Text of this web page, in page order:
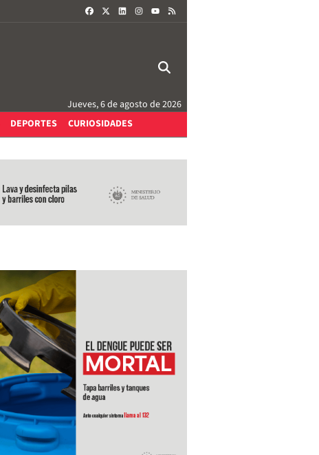
FACEBOOKLINKEDININSTAGRAM
Jueves, 6 de agosto de 2026
DEPORTES CURIOSIDADES